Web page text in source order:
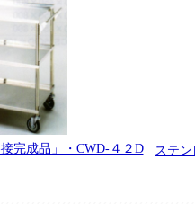
完成品」・CWD-４２D ステ